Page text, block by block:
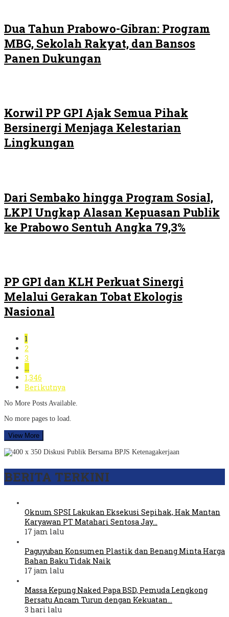
Dua Tahun Prabowo-Gibran: Program
MBG, Sekolah Rakyat, dan Bansos
Panen Dukungan
Korwil PP GPI Ajak Semua Pihak
Bersinergi Menjaga Kelestarian
Lingkungan
Dari Sembako hingga Program Sosial,
LKPI Ungkap Alasan Kepuasan Publik
ke Prabowo Sentuh Angka 79,3%
PP GPI dan KLH Perkuat Sinergi
Melalui Gerakan Tobat Ekologis
Nasional
1
2
3
…
1,346
Berikutnya
No More Posts Available.
No more pages to load.
View More
BERITA TERKINI
Oknum SPSI Lakukan Eksekusi Sepihak, Hak Mantan
Karyawan PT Matahari Sentosa Jay…
17 jam lalu
Paguyuban Konsumen Plastik dan Benang Minta Harga
Bahan Baku Tidak Naik
17 jam lalu
Massa Kepung Naked Papa BSD, Pemuda Lengkong
Bersatu Ancam Turun dengan Kekuatan…
3 hari lalu